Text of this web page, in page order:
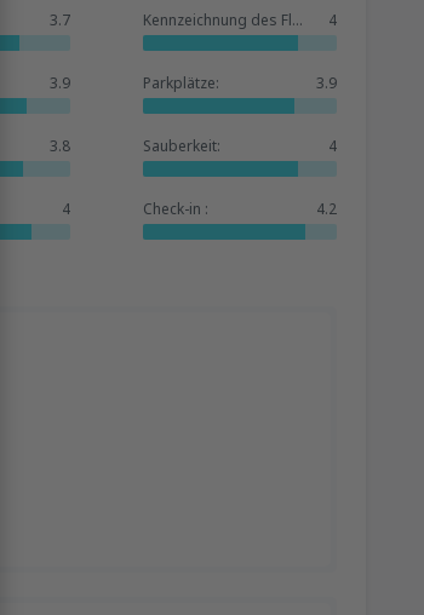
3.7 Kennzeichnung des Flughafens: 4
3.9 Parkplätze: 3.9
3.8 Sauberkeit: 4
4 Check-in : 4.2